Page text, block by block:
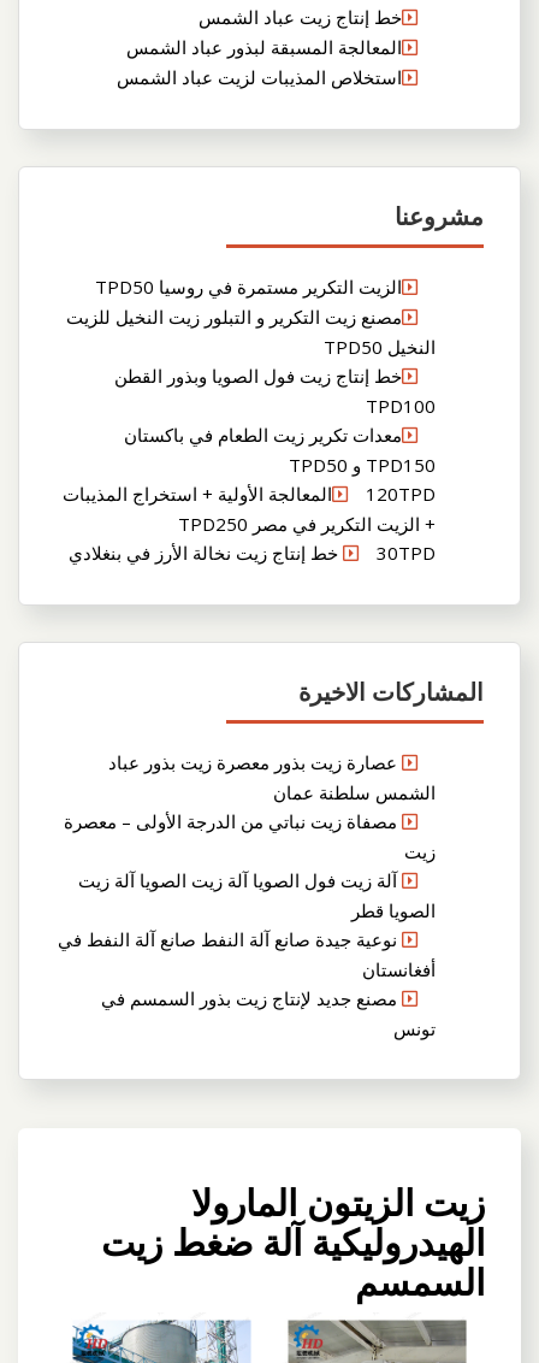
خط إنتاج زيت عباد الشمس
المعالجة المسبقة لبذور عباد الشمس
استخلاص المذيبات لزيت عباد الشمس
مشروعنا
الزيت التكرير مستمرة في روسيا TPD50
مصنع زيت التكرير و التبلور زيت النخيل للزيت
النخيل TPD50
خط إنتاج زيت فول الصويا وبذور القطن
TPD100
معدات تكرير زيت الطعام في باكستان
TPD150 و TPD50
120TPDالمعالجة الأولية + استخراج المذيبات
+ الزيت التكرير في مصر TPD250
30TPD خط إنتاج زيت نخالة الأرز في بنغلادي
المشاركات الاخيرة
عصارة زيت بذور معصرة زيت بذور عباد
الشمس سلطنة عمان
مصفاة زيت نباتي من الدرجة الأولى – معصرة
زيت
آلة زيت فول الصويا آلة زيت الصويا آلة زيت
الصويا قطر
نوعية جيدة صانع آلة النفط صانع آلة النفط في
أفغانستان
مصنع جديد لإنتاج زيت بذور السمسم في
تونس
زيت الزيتون المارولا
الهيدروليكية آلة ضغط زيت
السمسم